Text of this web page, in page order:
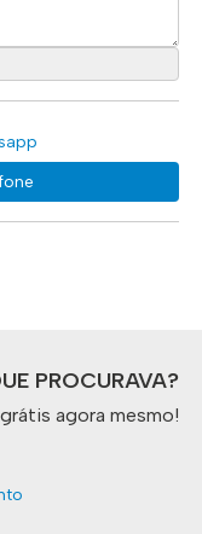
PROCURAVA?
agora mesmo!